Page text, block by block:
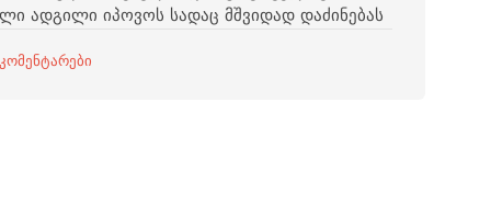
ადგილი იპოვოს სადაც მშვიდად დაძინებას